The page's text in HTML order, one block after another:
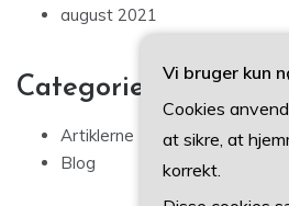
august 2021
Categories
Artiklerne
Blog
Vi bruger kun
Cookies
at sikre, at
korrekt.